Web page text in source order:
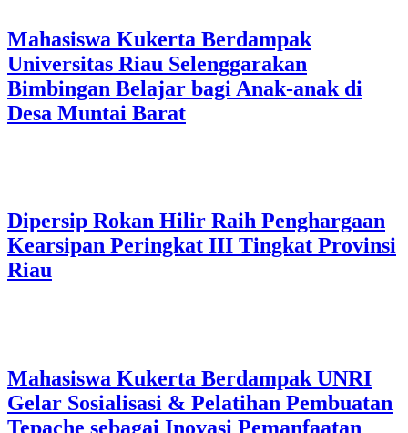
Mahasiswa Kukerta Berdampak
Universitas Riau Selenggarakan
Bimbingan Belajar bagi Anak-anak di
Desa Muntai Barat
Dipersip Rokan Hilir Raih Penghargaan
Kearsipan Peringkat III Tingkat Provinsi
Riau
Mahasiswa Kukerta Berdampak UNRI
Gelar Sosialisasi & Pelatihan Pembuatan
Tepache sebagai Inovasi Pemanfaatan